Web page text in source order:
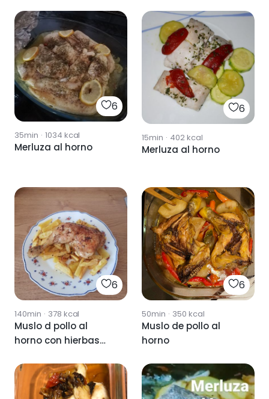
6
35min · 1034 kcal
Merluza al horno
6
15min · 402kcal
Merluza al horno
6
140min · 378 kcal
Muslo d pollo al
horno con hierbas
6
50min · 350 kcal
Muslo de pollo al
horno